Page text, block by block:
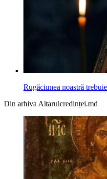
Rugăciunea noastră
Din arhiva Altarulcredinței.md